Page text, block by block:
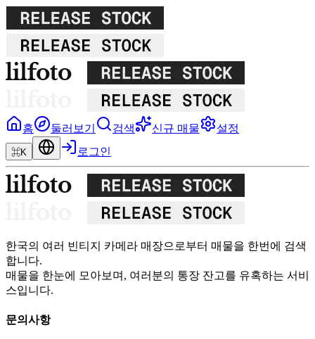
홈 둘러보기 검색 신규 매물 설정
⌘K 로그인
한국의 여러 빈티지 카메라 매장으로부터 매물을 한번에 검색
합니다.
매물을 한눈에 모아보며, 여러분의 통장 잔고를 유혹하는 서비
스입니다.
문의사항